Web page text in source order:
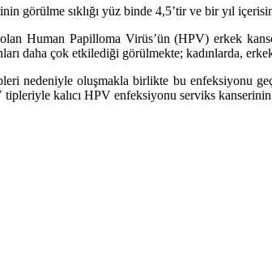
görülme sıklığı yüz binde 4,5’tir ve bir yıl
olan Human Papilloma Virüs’ün (HPV) erkek
daha çok etkilediği görülmekte; kadınlarda,
nedeniyle oluşmakla birlikte bu enfeksiyonu
kalıcı HPV enfeksiyonu serviks